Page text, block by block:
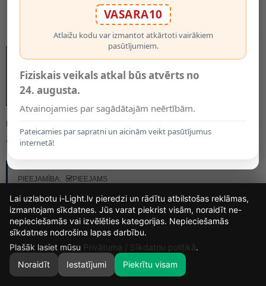
0
MODELIS:
89.90€
PIEEJAMĪBA:
PIEEJAMS
VASARA10
Atlaižu kodu var izmantot atkārtoti vairākiem
pasūtījumiem.
Fiziskais veikals atkal būs atvērts no
24. augusta.
Atvainojamies par sagādātajām neērtībām.
Pateicamies par sapratni un aicinām veikt pasūtījumus
internetā!
12
DIENAS
14
STUNDAS
31
MIN.
26
Lai uzlabotu i-Light.lv pieredzi un rādītu atbilstošas reklāmas,
izmantojam sīkdatnes. Jūs varat piekrist visām, noraidīt ne-
nepieciešamās vai izvēlēties kategorijas. Nepieciešamās
sīkdatnes nodrošina lapas darbību.
Plašāk lasiet mūsu Privātuma / Sīkdatņu politikā.
Noraidīt
Iestatījumi Piekrītu visam